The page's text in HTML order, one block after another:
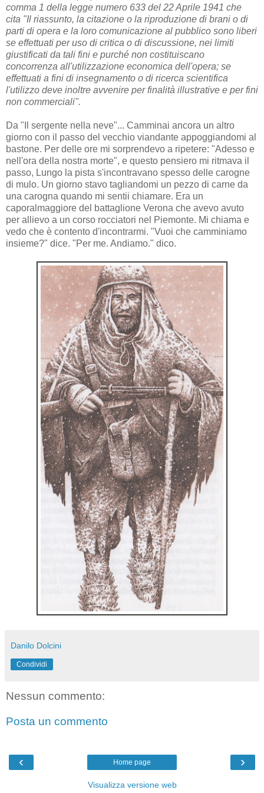
comma 1 della legge numero 633 del 22 Aprile 1941 che
cita "Il riassunto, la citazione o la riproduzione di brani o di
parti di opera e la loro comunicazione al pubblico sono liberi
se effettuati per uso di critica o di discussione, nei limiti
giustificati da tali fini e purché non costituiscano
concorrenza all'utilizzazione economica dell'opera; se
effettuati a fini di insegnamento o di ricerca scientifica
l'utilizzo deve inoltre avvenire per finalità illustrative e per fini
non commerciali".
Da "Il sergente nella neve"... Camminai ancora un altro
giorno con il passo del vecchio viandante appoggiandomi al
bastone. Per delle ore mi sorprendevo a ripetere: "Adesso e
nell'ora della nostra morte", e questo pensiero mi ritmava il
passo, Lungo la pista s'incontravano spesso delle carogne
di mulo. Un giorno stavo tagliandomi un pezzo di carne da
una carogna quando mi sentii chiamare. Era un
caporalmaggiore del battaglione Verona che avevo avuto
per allievo a un corso rocciatori nel Piemonte. Mi chiama e
vedo che è contento d'incontrarmi. "Vuoi che camminiamo
insieme?" dice. "Per me. Andiamo." dico.
Danilo Dolcini
Condividi
Nessun commento:
Posta un commento
‹ ›
Home page
Visualizza versione web